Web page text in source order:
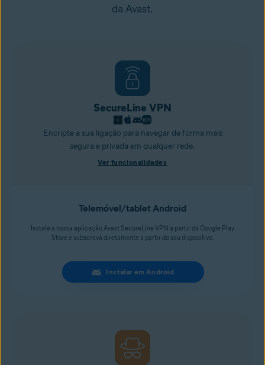
da Avast.
SecureLine VPN
Encripte a sua ligação para navegar de forma mais
segura e privada em qualquer rede.
Ver funcionalidades
Telemóvel/tablet Android
Instale a nossa aplicação Avast SecureLine VPN a partir da Google Play
Store e subscreva diretamente a partir do seu dispositivo.
Instalar em Android